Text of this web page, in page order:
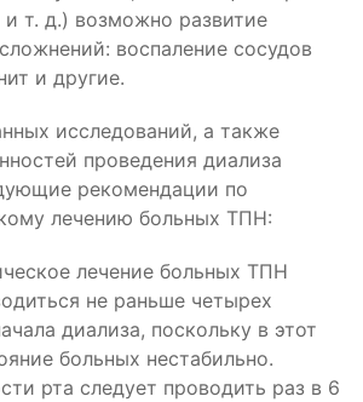
и т. д.) возможно развитие
воспаление сосудов
и другие.
исследований, а также
проведения диализа
рекомендации по
лечению больных ТПН:
лечение больных ТПН
не раньше четырех
диализа, поскольку в этот
больных нестабильно.
рта следует проводить раз в 6